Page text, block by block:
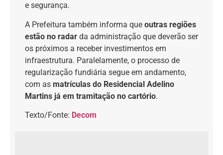
e segurança.
A Prefeitura também informa que outras regiões
estão no radar da administração que deverão ser
os próximos a receber investimentos em
infraestrutura. Paralelamente, o processo de
regularização fundiária segue em andamento,
com as matrículas do Residencial Adelino
Martins já em tramitação no cartório.
Texto/Fonte: Decom